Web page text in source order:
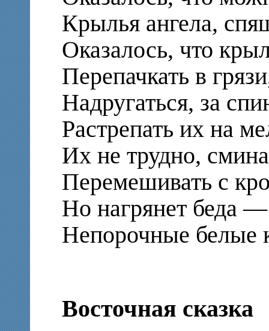
Крылья ангела,
Оказалось, что
Перепачкать в
Надругаться, за
Растрепать их на
Их не трудно,
Перемешивать с
Но нагрянет беда
Непорочные белые
Восточная сказка